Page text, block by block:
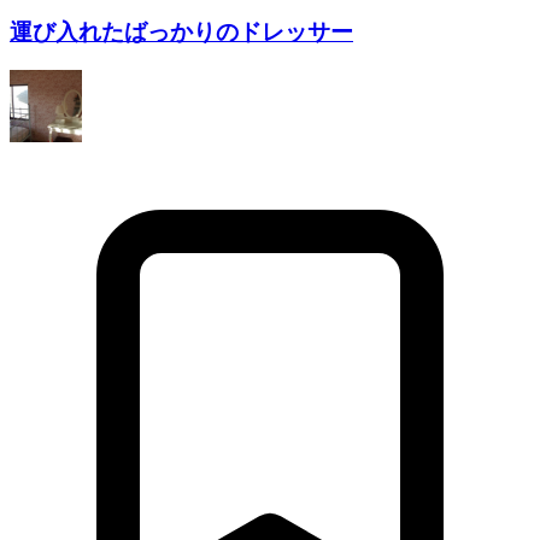
運び入れたばっかりのドレッサー